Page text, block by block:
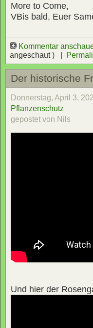
More to Come,
VBis bald, Euer
Kommentar
angeschaut ) |
Der historische
Donnerstag, April 3,
Pflanzenschutz
gepostet von Nils
Und hier der